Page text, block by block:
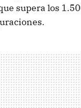
supera los